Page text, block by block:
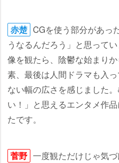
赤楚 CGを使う部分があっ
うなるんだろう」と思って
像を観たら、陰鬱な始まり
素、最後は人間ドラマも入
ない幅の広さを感じました
い！」と思えるエンタメ作
たです。
菅野 一度観ただけじゃ気づ